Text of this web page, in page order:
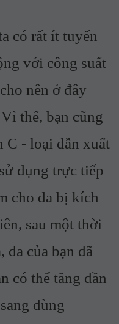
có rất ít tuyến
với công suất
nên ở đây
thế, bạn cũng
C - loại dẫn xuất
dụng trực tiếp
cho da bị kích
sau một thời
da của bạn đã
có thể tăng dần
dùng